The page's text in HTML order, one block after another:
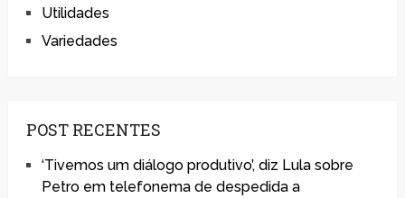
Utilidades
Variedades
POST RECENTES
‘Tivemos um diálogo produtivo’, diz Lula sobre
Petro em telefonema de despedida a